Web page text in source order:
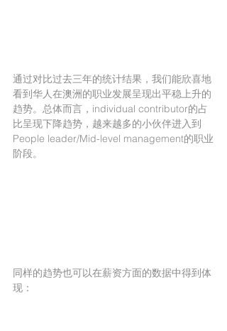
通过对比过去三年的统计结果，我们能欣喜地
看到华人在澳洲的职业发展呈现出平稳上升的
趋势。总体而言，individual contributor的占
比呈现下降趋势，越来越多的小伙伴进入到
People leader/Mid-level management的职业
阶段。
同样的趋势也可以在薪资方面的数据中得到体
现：